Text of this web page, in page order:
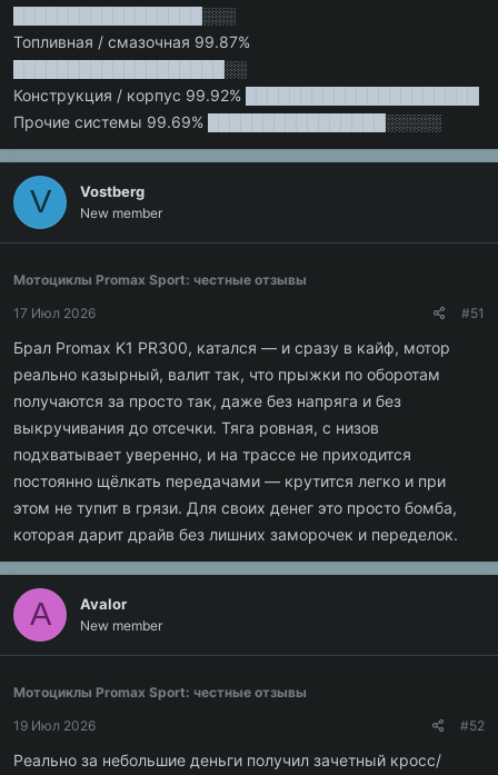
█████████████████░░░
Топливная / смазочная 99.87%
███████████████████░░
Конструкция / корпус 99.92% █████████████████████
Прочие системы 99.69% ████████████████░░░░░
V Vostberg
New member
Мотоциклы Promax Sport: честные отзывы
17 Июл 2026
#51
Брал Promax K1 PR300, катался — и сразу в кайф, мотор
реально казырный, валит так, что прыжки по оборотам
получаются за просто так, даже без напряга и без
выкручивания до отсечки. Тяга ровная, с низов
подхватывает уверенно, и на трассе не приходится
постоянно щёлкать передачами — крутится легко и при
этом не тупит в грязи. Для своих денег это просто бомба,
которая дарит драйв без лишних заморочек и переделок.
A Avalor
New member
Мотоциклы Promax Sport: честные отзывы
19 Июл 2026
#52
Реально за небольшие деньги получил зачетный кросс/